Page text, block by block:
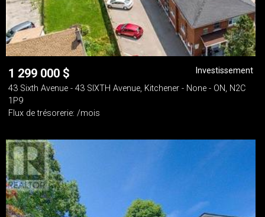
1 299 000 $
Investissement
43 Sixth Avenue - 43 SIXTH Avenue, Kitchener - None - ON, N2C
1P9
Flux de trésorerie: /mois